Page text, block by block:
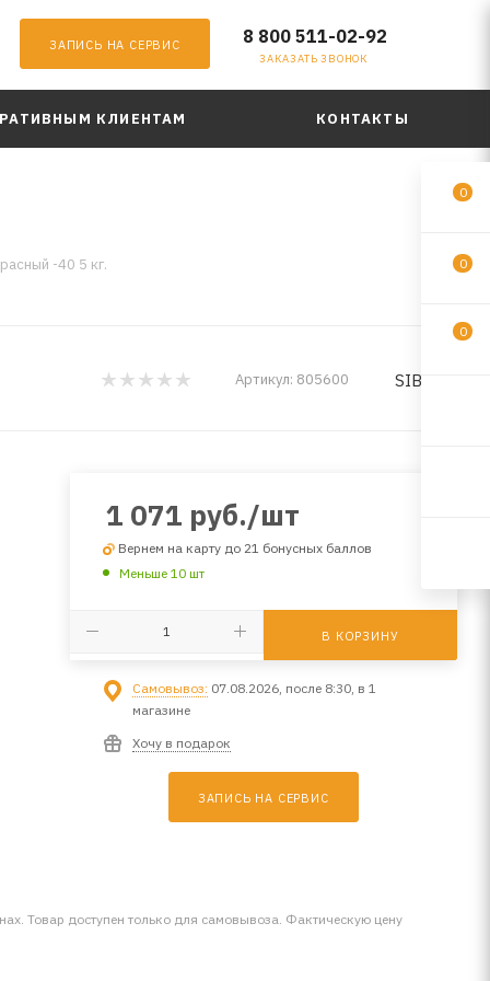
ЗАПИСЬ НА СЕРВИС 8 800 511-02-92
ЗАКАЗАТЬ ЗВОНОК
КЛИЕНТАМ КОНТАКТЫ
-40 5 кг.
Артикул: 805600 SIBIRIA
1 071 руб./шт
Вернем на карту до 21 бонусных баллов
Меньше 10 шт
В КОРЗИНУ
Самовывоз: 07.08.2026, после 8:30, в 1
магазине
Хочу в подарок
ЗАПИСЬ НА СЕРВИС
Товар доступен только для самовывоза. Фактическую цену
0
0
0